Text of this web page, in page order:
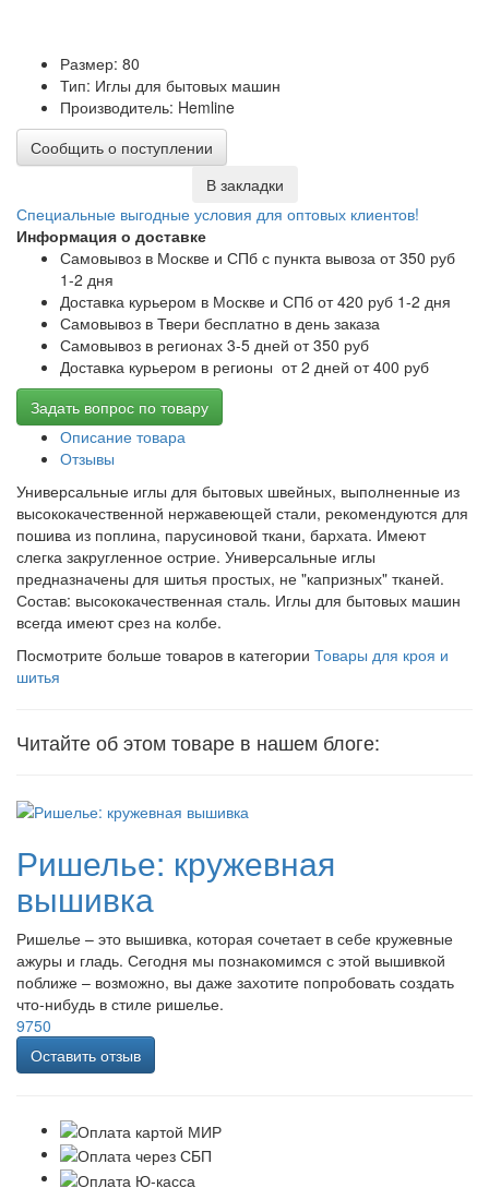
Размер: 80
Тип: Иглы для бытовых машин
Производитель: Hemline
Сообщить о поступлении
В закладки
Специальные выгодные условия для оптовых клиентов!
Информация о доставке
Самовывоз в Москве и СПб с пункта вывоза от 350 руб
1-2 дня
Доставка курьером в Москве и СПб от 420 руб 1-2 дня
Самовывоз в Твери бесплатно в день заказа
Самовывоз в регионах 3-5 дней от 350 руб
Доставка курьером в регионы от 2 дней от 400 руб
Задать вопрос по товару
Описание товара
Отзывы
Универсальные иглы для бытовых швейных, выполненные из
высококачественной нержавеющей стали, рекомендуются для
пошива из поплина, парусиновой ткани, бархата. Имеют
слегка закругленное острие. Универсальные иглы
предназначены для шитья простых, не "капризных" тканей.
Состав: высококачественная сталь. Иглы для бытовых машин
всегда имеют срез на колбе.
Посмотрите больше товаров в категории Товары для кроя и
шитья
Читайте об этом товаре в нашем блоге:
Ришелье: кружевная
вышивка
Ришелье – это вышивка, которая сочетает в себе кружевные
ажуры и гладь. Сегодня мы познакомимся с этой вышивкой
поближе – возможно, вы даже захотите попробовать создать
что-нибудь в стиле ришелье.
9750
Оставить отзыв